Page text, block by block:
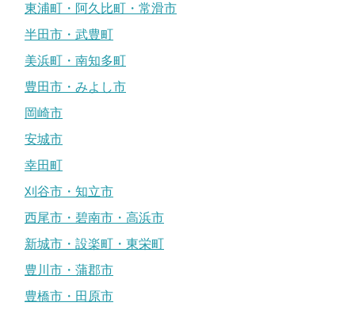
東浦町・阿久比町・常滑市
半田市・武豊町
美浜町・南知多町
豊田市・みよし市
岡崎市
安城市
幸田町
刈谷市・知立市
西尾市・碧南市・高浜市
新城市・設楽町・東栄町
豊川市・蒲郡市
豊橋市・田原市